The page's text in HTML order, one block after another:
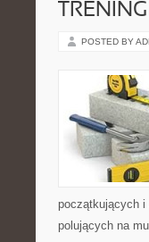
POSTED BY
początkujących i
polujących na